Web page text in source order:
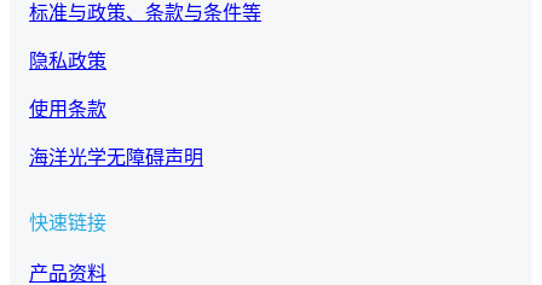
标准与政策、条款与条件等
隐私政策
使用条款
海洋光学无障碍声明
快速链接
产品资料